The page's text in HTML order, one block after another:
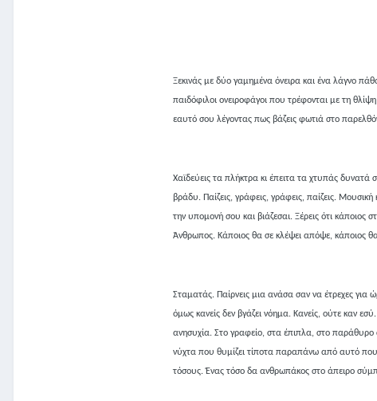
Ξεκινάς με δύο γαμημένα όνειρα και ένα λάγνο
παιδόφιλοι ονειροφάγοι που τρέφονται με τη
εαυτό σου λέγοντας πως βάζεις φωτιά στο
Χαϊδεύεις τα πλήκτρα κι έπειτα τα χτυπάς
βράδυ. Παίζεις, γράφεις, γράφεις, παίζεις.
την υπομονή σου και βιάζεσαι. Ξέρεις ότι
Άνθρωπος. Κάποιος θα σε κλέψει απόψε, κάποιος
Σταματάς. Παίρνεις μια ανάσα σαν να έτρεχες για
όμως κανείς δεν βγάζει νόημα. Κανείς, ούτε καν
ανησυχία. Στο γραφείο, στα έπιπλα, στο παράθυρο
νύχτα που θυμίζει τίποτα παραπάνω από αυτό που
τόσους. Ένας τόσο δα ανθρωπάκος στο άπειρο